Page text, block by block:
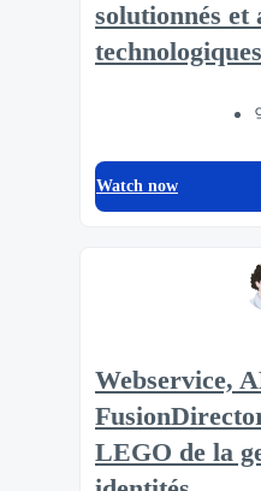
solutionnés et
technologiques
Watch now
Webservice,
LEGO de la